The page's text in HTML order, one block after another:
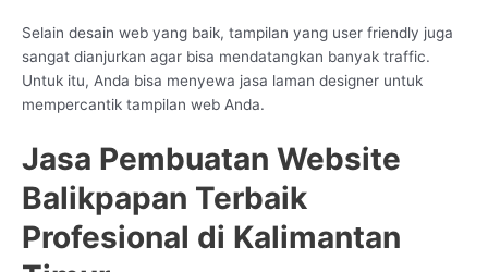
Selain desain web yang baik, tampilan yang user friendly juga
sangat dianjurkan agar bisa mendatangkan banyak traffic.
Untuk itu, Anda bisa menyewa jasa laman designer untuk
mempercantik tampilan web Anda.
Jasa Pembuatan Website
Balikpapan Terbaik
Profesional di Kalimantan